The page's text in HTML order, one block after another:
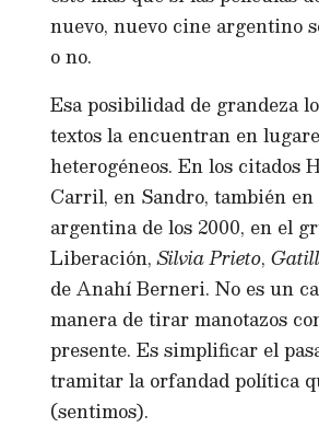
nuevo, nuevo cine argentino
o no.
Esa posibilidad de grandeza
textos la encuentran en
heterogéneos. En los citados
Carril, en Sandro, también
argentina de los 2000, en el
Liberación,Silvia Prieto,
de Anahí Berneri. No es un
manera de tirar manotazos
presente. Es simplificar el
tramitar la orfandad política
(sentimos).